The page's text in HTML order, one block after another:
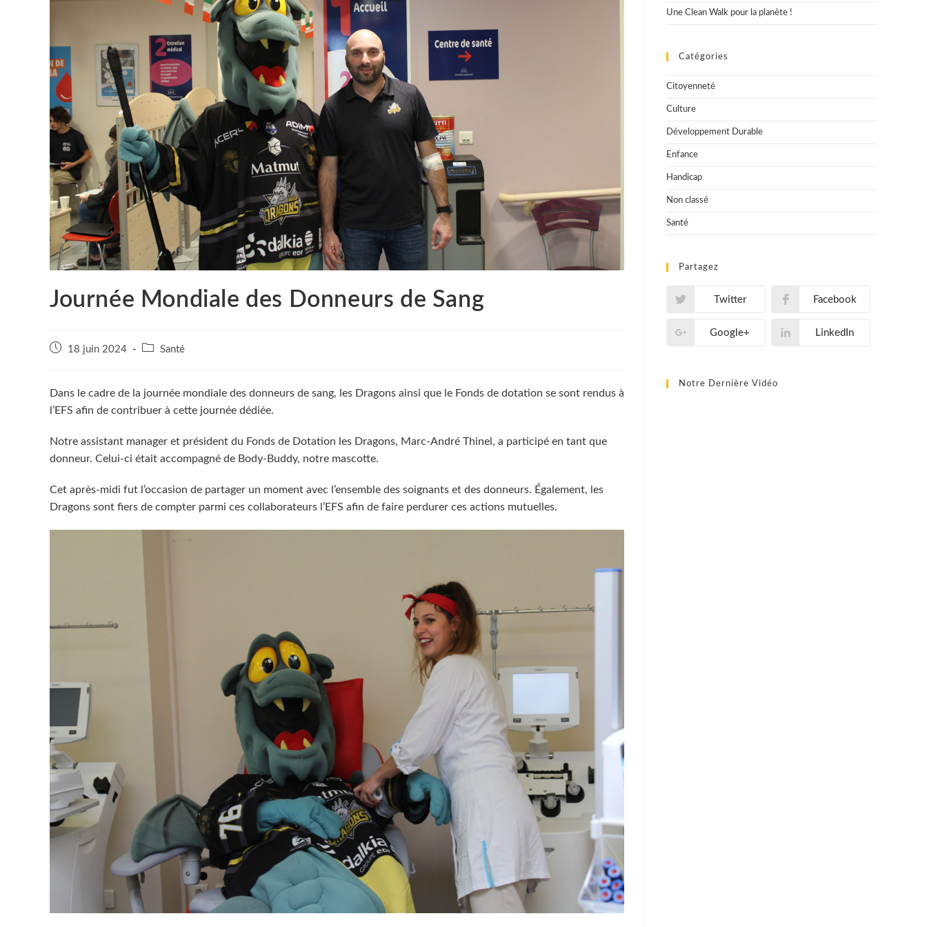
Journée Mondiale des Donneurs de Sang
Publication
18 juin 2024
Post Santé
Dans le cadre de la journée mondiale des donneurs de sang, les Dragons ainsi que le Fonds de dotation se sont rendus à
l’EFS afin de contribuer à cette journée dédiée.
Notre assistant manager et président du Fonds de Dotation les Dragons, Marc-André Thinel, a participé en tant que
donneur. Celui-ci était accompagné de Body-Buddy, notre mascotte.
Cet après-midi fut l’occasion de partager un moment avec l’ensemble des soignants et des donneurs. Également, les
Dragons sont fiers de compter parmi ces collaborateurs l’EFS afin de faire perdurer ces actions mutuelles.
Une Clean Walk pour la planète !
Catégories
Citoyenneté
Culture
Développement Durable
Enfance
Handicap
Non classé
Santé
Partagez
Twitter Facebook
Google+ LinkedIn
Notre Dernière Vidéo